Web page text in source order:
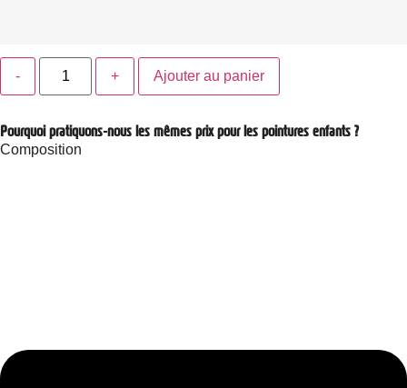
Ajouter au panier
Pourquoi pratiquons-nous les mêmes prix pour les pointures enfants ?
Composition